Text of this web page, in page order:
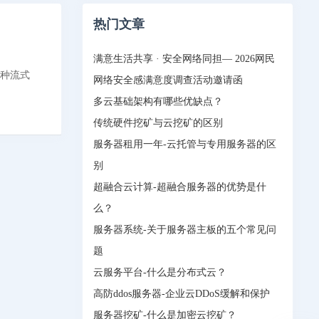
流式
热门文章
满意生活共享 · 安全网络同担— 2026网民
网络安全感满意度调查活动邀请函
多云基础架构有哪些优缺点？
传统硬件挖矿与云挖矿的区别
服务器租用一年-云托管与专用服务器的区
别
超融合云计算-超融合服务器的优势是什
么？
服务器系统-关于服务器主板的五个常见问
题
云服务平台-什么是分布式云？
高防ddos服务器-企业云DDoS缓解和保护
服务器挖矿-什么是加密云挖矿？